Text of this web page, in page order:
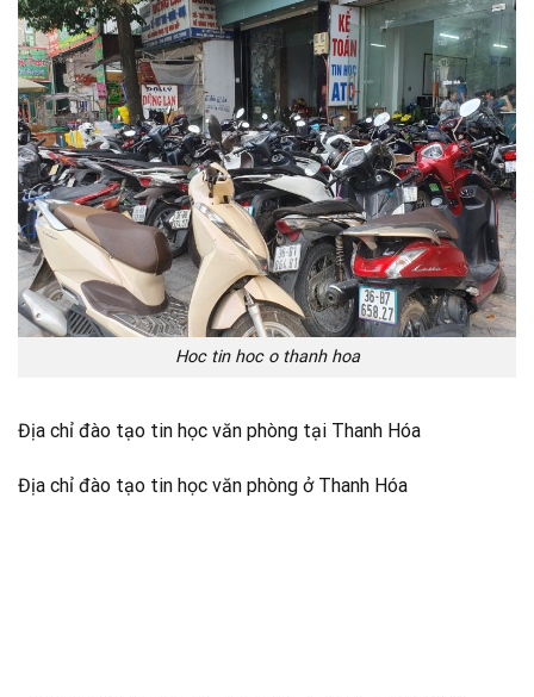
Hoc tin hoc o thanh hoa
Địa chỉ đào tạo tin học văn phòng tại Thanh Hóa
Địa chỉ đào tạo tin học văn phòng ở Thanh Hóa